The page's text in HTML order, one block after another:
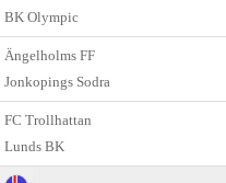
BK Olympic
Ängelholms FF
Jonkopings Sodra
FC Trollhattan
Lunds BK